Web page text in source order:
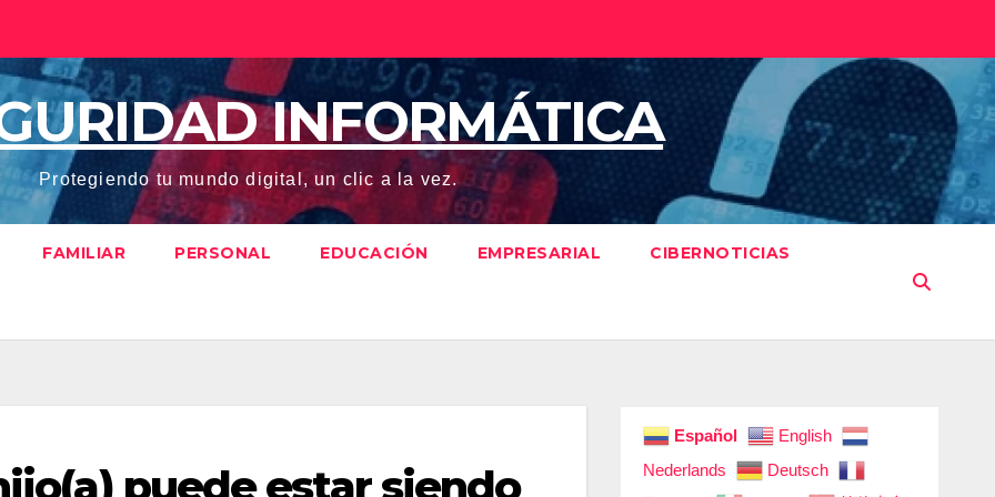
INFORMÁTICA
Protegiendo tu mundo digital, un clic a la vez.
FAMILIAR PERSONAL EDUCACIÓN EMPRESARIAL CIBERNOTICIAS
puede estar siendo
Español
English
Nederlands
Deutsch